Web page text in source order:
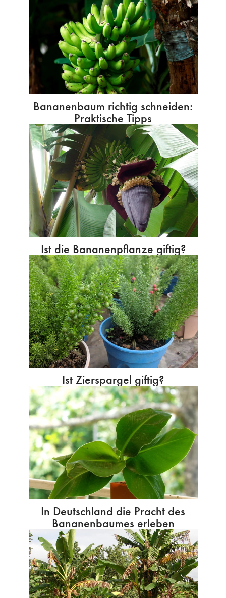
Bananenbaum richtig schneiden:
Praktische Tipps
Ist die Bananenpflanze giftig?
Ist Zierspargel giftig?
In Deutschland die Pracht des
Bananenbaumes erleben